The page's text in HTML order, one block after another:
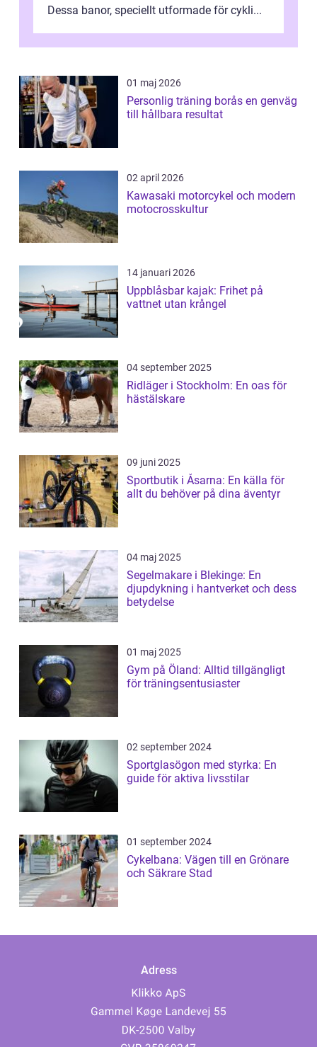
Dessa banor, speciellt utformade för cykli...
01 maj 2026
Personlig träning borås en genväg
till hållbara resultat
02 april 2026
Kawasaki motorcykel och modern
motocrosskultur
14 januari 2026
Uppblåsbar kajak: Frihet på
vattnet utan krångel
04 september 2025
Ridläger i Stockholm: En oas för
hästälskare
09 juni 2025
Sportbutik i Åsarna: En källa för
allt du behöver på dina äventyr
04 maj 2025
Segelmakare i Blekinge: En
djupdykning i hantverket och dess
betydelse
01 maj 2025
Gym på Öland: Alltid tillgängligt
för träningsentusiaster
02 september 2024
Sportglasögon med styrka: En
guide för aktiva livsstilar
01 september 2024
Cykelbana: Vägen till en Grönare
och Säkrare Stad
Adress